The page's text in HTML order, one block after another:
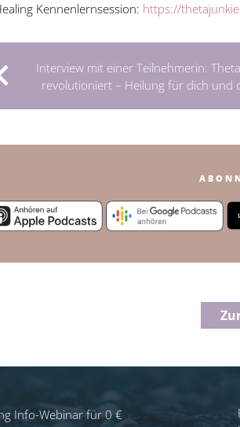
Kennenlernsession: https://
Interview mit einer Teilnehmerin:
revolutioniert – Heilung für dich und
Info-Webinar für 0 €